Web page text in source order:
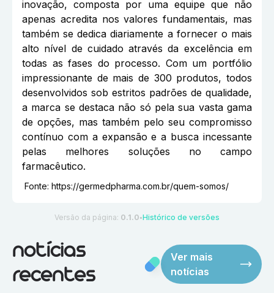
inovação, composta por uma equipe que não
apenas acredita nos valores fundamentais, mas
também se dedica diariamente a fornecer o mais
alto nível de cuidado através da excelência em
todas as fases do processo. Com um portfólio
impressionante de mais de 300 produtos, todos
desenvolvidos sob estritos padrões de qualidade,
a marca se destaca não só pela sua vasta gama
de opções, mas também pelo seu compromisso
contínuo com a expansão e a busca incessante
pelas melhores soluções no campo
farmacêutico.
Fonte: https://germedpharma.com.br/quem-somos/
Versão da página: 0.1.0 ●Histórico de versões
notícias
recentes
Ver mais
notícias